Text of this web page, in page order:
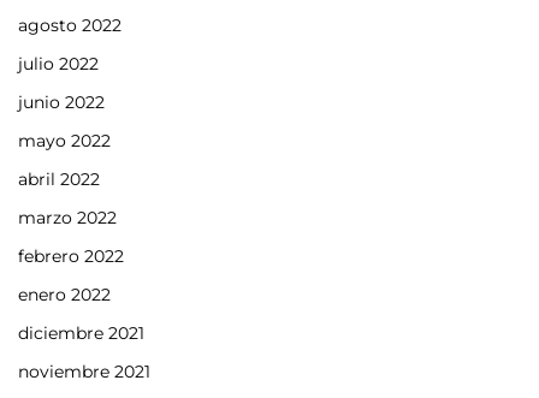
agosto 2022
julio 2022
junio 2022
mayo 2022
abril 2022
marzo 2022
febrero 2022
enero 2022
diciembre 2021
noviembre 2021